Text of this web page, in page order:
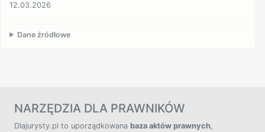
12.03.2026
Dane źródłowe
NARZĘDZIA DLA PRAWNIKÓW
Dlajurysty.pl to uporządkowana baza aktów prawnych,